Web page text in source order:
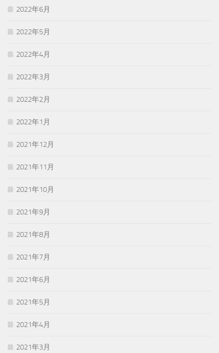
2022年6月
2022年5月
2022年4月
2022年3月
2022年2月
2022年1月
2021年12月
2021年11月
2021年10月
2021年9月
2021年8月
2021年7月
2021年6月
2021年5月
2021年4月
2021年3月